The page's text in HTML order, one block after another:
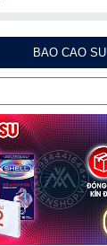
BAO CAO SU